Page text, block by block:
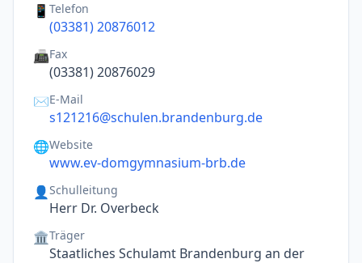
📱 Telefon
(03381) 20876012
📠Fax
(03381) 20876029
✉️E-Mail
s121216@schulen.brandenburg.de
🌐Website
www.ev-domgymnasium-brb.de
👤 Schulleitung
Herr Dr. Overbeck
🏛️Träger
Staatliches Schulamt Brandenburg an der